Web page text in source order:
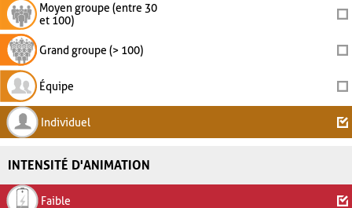
Moyen groupe (entre 30
et 100)
Grand groupe (> 100)
Équipe
Individuel
INTENSITÉ D'ANIMATION
Faible